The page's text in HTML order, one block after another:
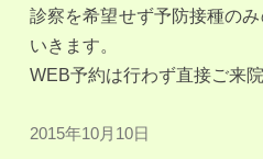
診察を希望せず予防接種の
いきます。
WEB予約は行わず直接ご来院
2015年10月10日